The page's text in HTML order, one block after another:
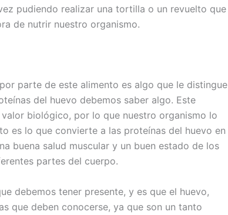
pudiendo realizar una tortilla o un revuelto que
de nutrir nuestro organismo.
parte de este alimento es algo que le distingue
del huevo debemos saber algo. Este
biológico, por lo que nuestro organismo lo
es lo que convierte a las proteínas del huevo en
buena salud muscular y un buen estado de los
partes del cuerpo.
debemos tener presente, y es que el huevo,
que deben conocerse, ya que son un tanto